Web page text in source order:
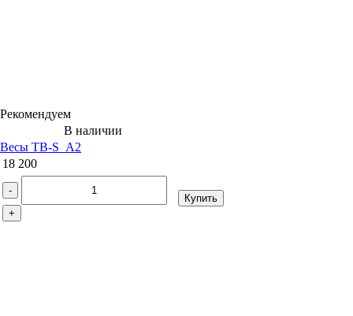
Рекомендуем
В наличии
Весы TB-S_А2
18 200
-
+
Купить